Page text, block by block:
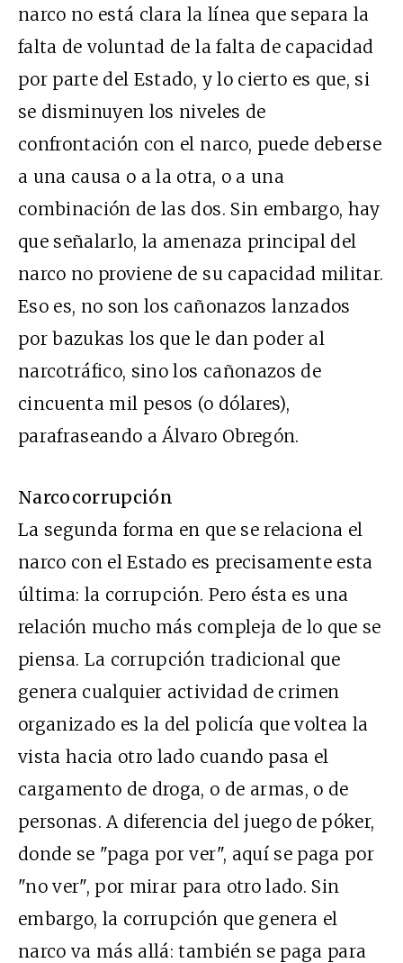
narco no está clara la línea que separa la
falta de voluntad de la falta de capacidad
por parte del Estado, y lo cierto es que, si
se disminuyen los niveles de
confrontación con el narco, puede deberse
a una causa o a la otra, o a una
combinación de las dos. Sin embargo, hay
que señalarlo, la amenaza principal del
narco no proviene de su capacidad militar.
Eso es, no son los cañonazos lanzados
por bazukas los que le dan poder al
narcotráfico, sino los cañonazos de
cincuenta mil pesos (o dólares),
parafraseando a Álvaro Obregón.
Narcocorrupción
La segunda forma en que se relaciona el
narco con el Estado es precisamente esta
última: la corrupción. Pero ésta es una
relación mucho más compleja de lo que se
piensa. La corrupción tradicional que
genera cualquier actividad de crimen
organizado es la del policía que voltea la
vista hacia otro lado cuando pasa el
cargamento de droga, o de armas, o de
personas. A diferencia del juego de póker,
donde se "paga por ver", aquí se paga por
"no ver", por mirar para otro lado. Sin
embargo, la corrupción que genera el
narco va más allá: también se paga para